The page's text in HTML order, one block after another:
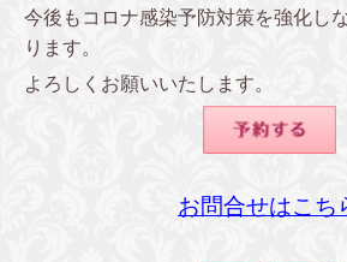
今後もコロナ感染予防対策を強化し
ります。
よろしくお願いいたします。
お問合せはこち